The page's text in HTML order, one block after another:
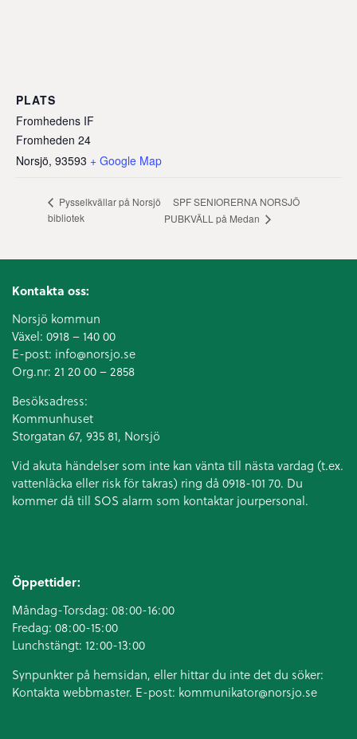
PLATS
Fromhedens IF
Fromheden 24
Norsjö, 93593 + Google Map
Pysselkvällar på Norsjö
bibliotek
SPF SENIORERNA NORSJÖ
PUBKVÄLL på Medan
Kontakta oss:
Norsjö kommun
Växel: 0918 – 140 00
E-post: info@norsjo.se
Org.nr: 21 20 00 – 2858
Besöksadress:
Kommunhuset
Storgatan 67, 935 81, Norsjö
Vid akuta händelser som inte kan vänta till nästa vardag (t.ex.
vattenläcka eller risk för takras) ring då 0918-101 70. Du
kommer då till SOS alarm som kontaktar jourpersonal.
Öppettider:
Måndag-Torsdag: 08:00-16:00
Fredag: 08:00-15:00
Lunchstängt: 12:00-13:00
Synpunkter på hemsidan, eller hittar du inte det du söker:
Kontakta webbmaster. E-post: kommunikator@norsjo.se